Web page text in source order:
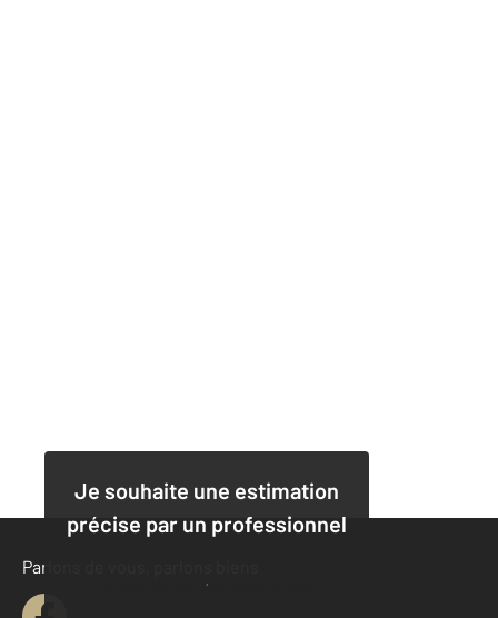
Je souhaite une estimation
précise par un professionnel
Je demande une estimation
Parlons de vous, parlons biens